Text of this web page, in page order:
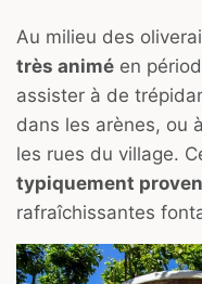
Au milieu des
très animé en
assister à de
dans les arènes, ou
les rues du village.
typiquement
rafraîchissantes